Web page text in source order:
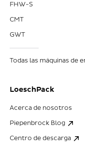
FHW-S
CMT
GWT
Todas las máquinas de
LoeschPack
Acerca de nosotros
Piepenbrock Blog
Centro de descarga